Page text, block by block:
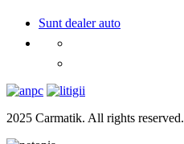
Sunt dealer auto
2025 Carmatik. All rights reserved.